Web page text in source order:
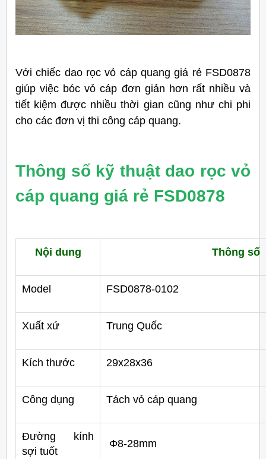
Với chiếc dao rọc vỏ cáp quang giá rẻ FSD0878
giúp việc bóc vỏ cáp đơn giản hơn rất nhiều và
tiết kiệm được nhiều thời gian cũng như chi phi
cho các đơn vị thi công cáp quang.
Thông số kỹ thuật dao rọc vỏ
cáp quang giá rẻ FSD0878
Nội dung Thông số
Model FSD0878-0102
Xuất xứ Trung Quốc
Kích thước 29x28x36
Công dụng Tách vỏ cáp quang
Đường kính
sợi tuốt
Φ8-28mm